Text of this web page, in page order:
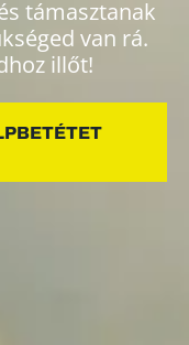
alá, ahol a
Találd meg a